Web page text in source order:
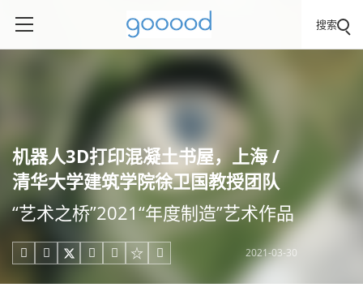
搜索
机器人3D打印混凝土书屋，上海 /
清华大学建筑学院徐卫国教授团队
“艺术之桥”2021“年度制造”艺术作品
     2021-03-30